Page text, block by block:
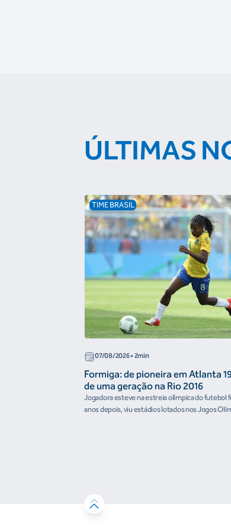
ÚLTIMAS
TIME BRASIL
07/08/2026• 2min
Formiga: de pioneira em Atlanta
de uma geração na Rio 2016
Jogadora esteve na estreia olímpica do futebol
anos depois, viu estádios lotados nos Jogos